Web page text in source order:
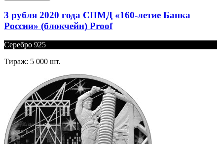
3 рубля 2020 года СПМД «160-летие Банка
России» (блокчейн) Proof
Серебро 925
Тираж: 5 000 шт.